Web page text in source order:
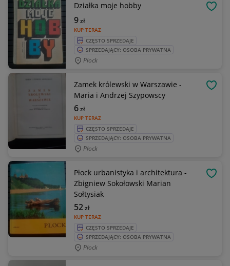
Działka moje hobby
KUP TERAZ
9zł
CZĘSTO SPRZEDAJE
SPRZEDAJĄCY: OSOBA PRYWATNA
Płock
Zamek królewski w Warszawie -
Maria i Andrzej Szypowscy
KUP TERAZ
6zł
CZĘSTO SPRZEDAJE
SPRZEDAJĄCY: OSOBA PRYWATNA
Płock
Płock urbanistyka i architektura -
Zbigniew Sokołowski Marian
Sołtysiak
KUP TERAZ
52zł
CZĘSTO SPRZEDAJE
SPRZEDAJĄCY: OSOBA PRYWATNA
Płock